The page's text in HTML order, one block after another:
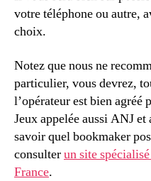
votre téléphone ou autre,
choix.
Notez que nous ne
particulier, vous devrez,
l’opérateur est bien
Jeux appelée aussi ANJ
savoir quel bookmaker
consulterun site
France.